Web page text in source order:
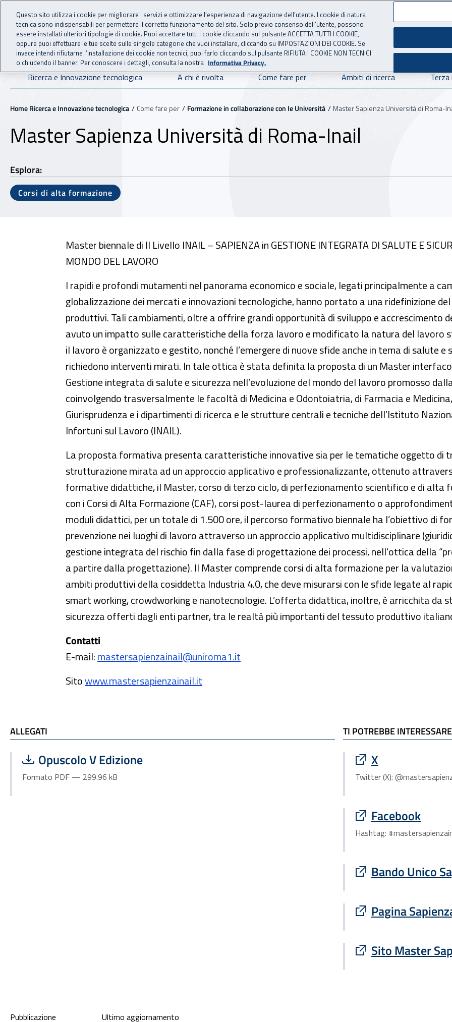
Vai al menu principale
Vai al contenuto principale
INAIL - Istituto Nazionale per l'Assicurazione
RICERCA E INNOVAZIONE TECNOLOGICA
Navigazione principale
Ricerca e Innovazione tecnologica A chi è rivolta Come fare per Ambiti di ricerca Terza
Navigazione - Ti trovi in:
Home Ricerca e Innovazione tecnologica Come fare per Formazione in collaborazione con le Università Master Sapienza Università di Roma-
Master Sapienza Università di Roma-Inail
Esplora:
Corsi di alta formazione
Master biennale di II Livello INAIL – SAPIENZA in GESTIONE INTEGRATA DI SALUTE E
MONDO DEL LAVORO
I rapidi e profondi mutamenti nel panorama economico e sociale, legati principalmente a
globalizzazione dei mercati e innovazioni tecnologiche, hanno portato a una ridefinizione
produttivi. Tali cambiamenti, oltre a offrire grandi opportunità di sviluppo e accrescimento
avuto un impatto sulle caratteristiche della forza lavoro e modificato la natura del lavoro
il lavoro è organizzato e gestito, nonché l’emergere di nuove sfide anche in tema di salute e
richiedono interventi mirati. In tale ottica è stata definita la proposta di un Master
Gestione integrata di salute e sicurezza nell’evoluzione del mondo del lavoro promosso
coinvolgendo trasversalmente le facoltà di Medicina e Odontoiatria, di Farmacia e
Giurisprudenza e i dipartimenti di ricerca e le strutture centrali e tecniche dell’Istituto
Infortuni sul Lavoro (INAIL).
La proposta formativa presenta caratteristiche innovative sia per le tematiche oggetto di
strutturazione mirata ad un approccio applicativo e professionalizzante, ottenuto
formative didattiche, il Master, corso di terzo ciclo, di perfezionamento scientifico e di alta
con i Corsi di Alta Formazione (CAF), corsi post-laurea di perfezionamento o
moduli didattici, per un totale di 1.500 ore, il percorso formativo biennale ha l’obiettivo di
prevenzione nei luoghi di lavoro attraverso un approccio applicativo multidisciplinare
gestione integrata del rischio fin dalla fase di progettazione dei processi, nell’ottica della
a partire dalla progettazione). Il Master comprende corsi di alta formazione per la
ambiti produttivi della cosiddetta Industria 4.0, che deve misurarsi con le sfide legate al
smart working, crowdworking e nanotecnologie. L’offerta didattica, inoltre, è arricchita da
sicurezza offerti dagli enti partner, tra le realtà più importanti del tessuto produttivo
Contatti
E-mail:mastersapienzainail@uniroma1.it
Sitowww.mastersapienzainail.it
ALLEGATI e TI POTREBBE INTERESSARE
ALLEGATI
Scarica file:
Opuscolo V Edizione
Formato PDF — Dimensione 299.96 kB
Formato PDF — 299.96 kB
TI POTREBBE INTERESSARE
X
Sito esterno : apre
Twitter (X):
Facebook
Sito esterno : apre
Hashtag:
Bando Unico
Sito esterno : apre
Pagina
Sito esterno : apre
Sito Master
Sito esterno : apre
Condivisione social
Pubblicazione Ultimo aggiornamento
Questo sito utilizza i cookie per migliorare i servizi e ottimizzare l’esperienza di navigazione dell’utente. I cookie di natura
tecnica sono indispensabili per permettere il corretto funzionamento del sito. Solo previo consenso dell’utente, possono
essere installati ulteriori tipologie di cookie. Puoi accettare tutti i cookie cliccando sul pulsante ACCETTA TUTTI I COOKIE,
oppure puoi effettuare le tue scelte sulle singole categorie che vuoi installare, cliccando su IMPOSTAZIONI DEI COOKIE. Se
invece intendi rifiutarne l’installazione dei cookie non tecnici, puoi farlo cliccando sul pulsante RIFIUTA I COOKIE NON TECNICI
o chiudendo il banner. Per conoscere i dettagli, consulta la nostra Informativa Privacy.